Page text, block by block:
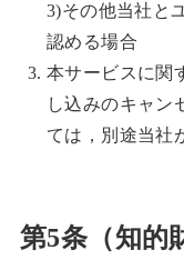
3)その他当社と
認める場合
本サービスに関
し込みのキャン
ては，別途当社
第5条（知的